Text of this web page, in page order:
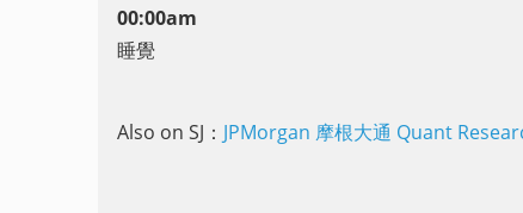
00:00am
睡覺
Also on SJ： JPMorgan 摩根大通 Quant